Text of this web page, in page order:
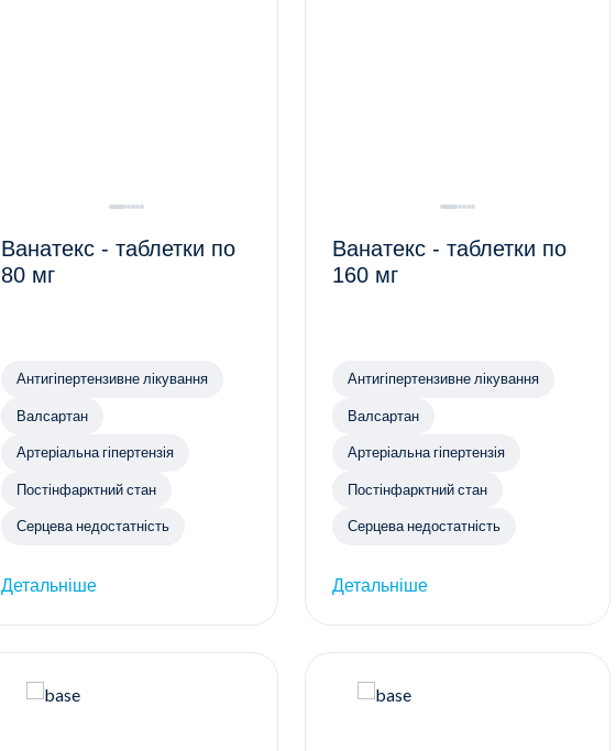
Ванатекс - таблетки по
80 мг
Антигіпертензивне лікування
Валсартан
Артеріальна гіпертензія
Постінфарктний стан
Серцева недостатність
Детальніше
Ванатекс - таблетки по
160 мг
Антигіпертензивне лікування
Валсартан
Артеріальна гіпертензія
Постінфарктний стан
Серцева недостатність
Детальніше